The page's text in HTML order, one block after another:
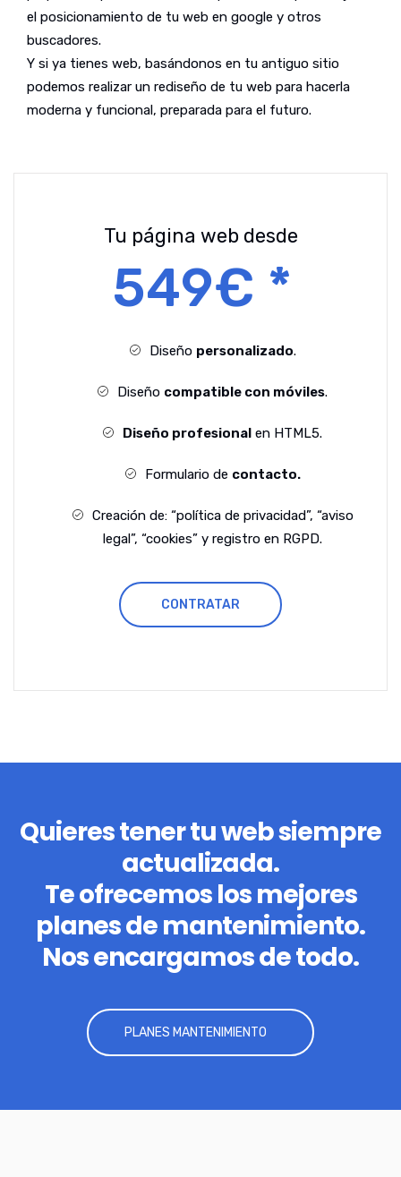
el posicionamiento de tu web en google y otros
buscadores.
Y si ya tienes web, basándonos en tu antiguo sitio
podemos realizar un rediseño de tu web para hacerla
moderna y funcional, preparada para el futuro.
Tu página web desde
549€ *
Diseño personalizado.
Diseño compatible con móviles.
Diseño profesional en HTML5.
Formulario de contacto.
Creación de: “política de privacidad”, “aviso
legal”, “cookies” y registro en RGPD.
CONTRATAR
Quieres tener tu web siempre
actualizada.
Te ofrecemos los mejores
planes de mantenimiento.
Nos encargamos de todo.
PLANES MANTENIMIENTO